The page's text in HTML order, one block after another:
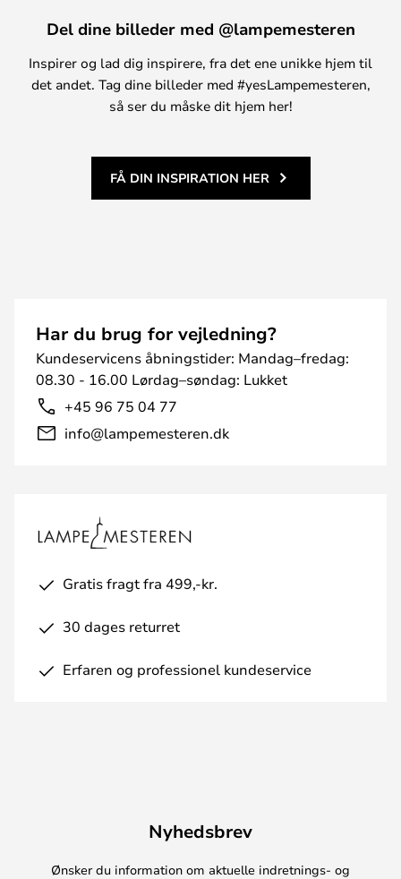
Del dine billeder med @lampemesteren
Inspirer og lad dig inspirere, fra det ene unikke hjem til
det andet. Tag dine billeder med #yesLampemesteren,
så ser du måske dit hjem her!
FÅ DIN INSPIRATION HER
Har du brug for vejledning?
Kundeservicens åbningstider: Mandag–fredag:
08.30 - 16.00 Lørdag–søndag: Lukket
+45 96 75 04 77
info@lampemesteren.dk
Gratis fragt fra 499,-kr.
30 dages returret
Erfaren og professionel kundeservice
Nyhedsbrev
Ønsker du information om aktuelle indretnings- og